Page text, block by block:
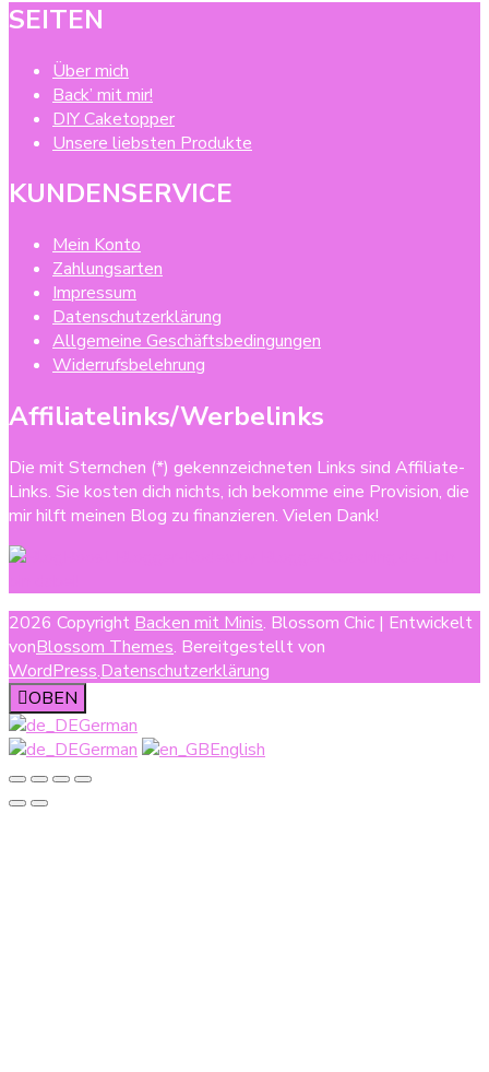
SEITEN
Über mich
Back’ mit mir!
DIY Caketopper
Unsere liebsten Produkte
KUNDENSERVICE
Mein Konto
Zahlungsarten
Impressum
Datenschutzerklärung
Allgemeine Geschäftsbedingungen
Widerrufsbelehrung
Affiliatelinks/Werbelinks
Die mit Sternchen (*) gekennzeichneten Links sind Affiliate-
Links. Sie kosten dich nichts, ich bekomme eine Provision, die
mir hilft meinen Blog zu finanzieren. Vielen Dank!
2026 Copyright Backen mit Minis. Blossom Chic | Entwickelt
vonBlossom Themes. Bereitgestellt von
WordPress.Datenschutzerklärung
OBEN
German
German
English